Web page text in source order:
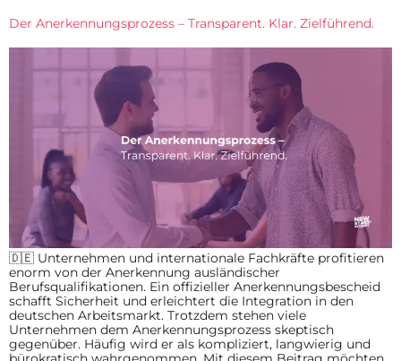
Der Anerkennungsprozess – Transparent. Klar. Zielführend.
🇩🇪 Unternehmen und internationale Fachkräfte profitieren
enorm von der Anerkennung ausländischer
Berufsqualifikationen. Ein offizieller Anerkennungsbescheid
schafft Sicherheit und erleichtert die Integration in den
deutschen Arbeitsmarkt. Trotzdem stehen viele
Unternehmen dem Anerkennungsprozess skeptisch
gegenüber. Häufig wird er als kompliziert, langwierig und